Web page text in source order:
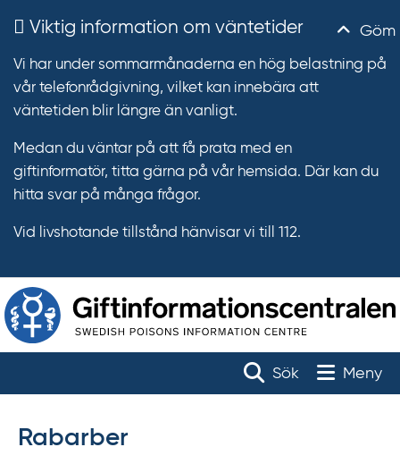
Göm
Viktig information om väntetider
Vi har under sommarmånaderna en hög belastning på
vår telefonrådgivning, vilket kan innebära att
väntetiden blir längre än vanligt.
Medan du väntar på att få prata med en
giftinformatör, titta gärna på vår hemsida. Där kan du
hitta svar på många frågor.
Vid livshotande tillstånd hänvisar vi till 112.
Sök Toggle
Meny
Rabarber